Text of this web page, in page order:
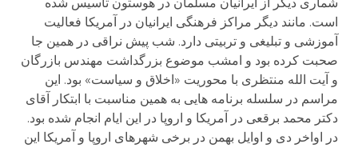
است. مانند دیگر مراکز فرهنگی ایرانیان در آمریکا فعالیت
آموزشی و تبلیغی و تربیتی دارد. شب پیش نراقی در همین جا
صحبت کرده بود و امشب موضوع بزرگداشت مهندس بازرگان
و آیت الله منتظری با محوریت «اخلاق و سیاست» بود. این
مراسم در سلسله برنامه هایی به همین مناسبت با ابتکار آقای
دکتر محمد برقعی در آمریکا و اروپا در این ایام انجام شده بود.
در اواخر دی و اوایل بهمن در برخی شهرهای اروپا و آمریکا این